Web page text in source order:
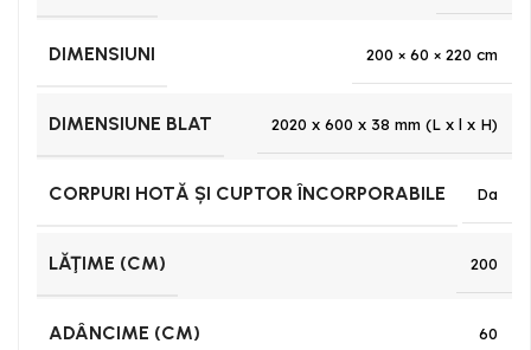
DIMENSIUNI 200 × 60 × 220 cm
DIMENSIUNE BLAT 2020 x 600 x 38 mm (L x l x H)
CORPURI HOTĂ ȘI CUPTOR ÎNCORPORABILE Da
LĂŢIME (CM) 200
ADÂNCIME (CM) 60